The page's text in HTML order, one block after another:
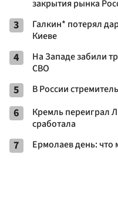
закрытия рынка
3
Галкин* потерял
Киеве
4
На Западе забили
СВО
5 В России
6
Кремль переиграл
сработала
7 Ермолаев день: что